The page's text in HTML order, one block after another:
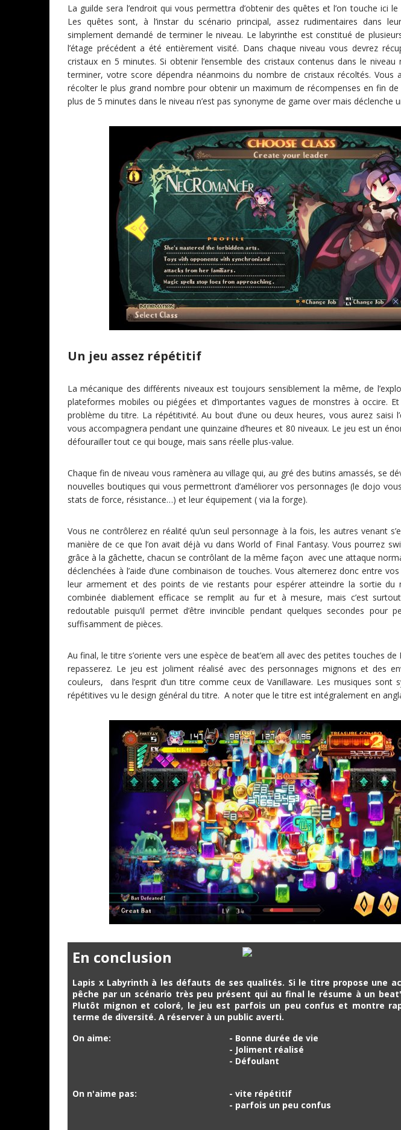
La guilde sera l’endroit qui vous permettra d’obtenir des quêtes et l’on touche ici
Les quêtes sont, à l’instar du scénario principal, assez rudimentaires dans
simplement demandé de terminer le niveau. Le labyrinthe est constitué de
l’étage précédent a été entièrement visité. Dans chaque niveau vous devrez
cristaux en 5 minutes. Si obtenir l’ensemble des cristaux contenus dans le niveau
terminer, votre score dépendra néanmoins du nombre de cristaux récoltés. Vous
récolter le plus grand nombre pour obtenir un maximum de récompenses en fin
plus de 5 minutes dans le niveau n’est pas synonyme de game over mais déclenche
Un jeu assez répétitif
La mécanique des différents niveaux est toujours sensiblement la même, de
plateformes mobiles ou piégées et d’importantes vagues de monstres à occire.
problème du titre. La répétitivité. Au bout d’une ou deux heures, vous aurez saisi
vous accompagnera pendant une quinzaine d’heures et 80 niveaux. Le jeu est un
défourailler tout ce qui bouge, mais sans réelle plus-value.
Chaque fin de niveau vous ramènera au village qui, au gré des butins amassés, se
nouvelles boutiques qui vous permettront d’améliorer vos personnages (le dojo
stats de force, résistance…) et leur équipement ( via la forge).
Vous ne contrôlerez en réalité qu’un seul personnage à la fois, les autres venant
manière de ce que l’on avait déjà vu dans World of Final Fantasy. Vous pourrez
grâce à la gâchette, chacun se contrôlant de la même façon avec une attaque
déclenchées à l’aide d’une combinaison de touches. Vous alternerez donc entre
leur armement et des points de vie restants pour espérer atteindre la sortie du
combinée diablement efficace se remplit au fur et à mesure, mais c’est
redoutable puisqu’il permet d’être invincible pendant quelques secondes pour
suffisamment de pièces.
Au final, le titre s’oriente vers une espèce de beat’em all avec des petites touches de
repasserez. Le jeu est joliment réalisé avec des personnages mignons et des
couleurs, dans l’esprit d’un titre comme ceux de Vanillaware. Les musiques sont
répétitives vu le design général du titre. A noter que le titre est intégralement en
En conclusion
Lapis x Labyrinth à les défauts de ses qualités. Si le titre propose une
pêche par un scénario très peu présent qui au final le résume à un
Plutôt mignon et coloré, le jeu est parfois un peu confus et montre
terme de diversité. A réserver à un public averti.
On aime:
- Bonne durée de vie
- Joliment réalisé
- Défoulant
On n'aime pas:
- vite répétitif
- parfois un peu confus